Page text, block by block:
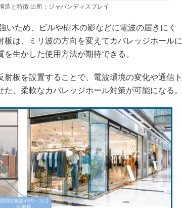
造と特徴 出所：ジャパンディスプレイ
ため、ビルや樹木の影などに電波の届きにく
は、ミリ波の方向を変えてカバレッジホールに
生かした使用方法が期待できる。
板を設置することで、電波環境の変化や通信ト
、柔軟なカバレッジホール対策が可能になる。